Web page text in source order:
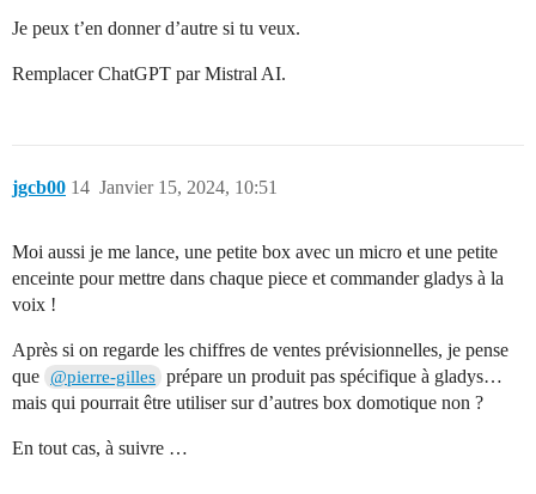
Je peux t’en donner d’autre si tu veux.
Remplacer ChatGPT par Mistral AI.
jgcb00 Janvier 15, 2024, 10:51
14
Moi aussi je me lance, une petite box avec un micro et une petite
enceinte pour mettre dans chaque piece et commander gladys à la
voix !
Après si on regarde les chiffres de ventes prévisionnelles, je pense
que @pierre-gilles prépare un produit pas spécifique à gladys…
mais qui pourrait être utiliser sur d’autres box domotique non ?
En tout cas, à suivre …